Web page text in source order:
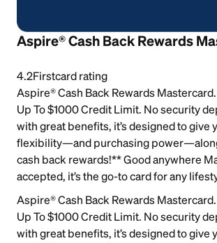
Aspire® Cash Back Rewards
4.2Firstcard rating
Aspire® Cash Back Rewards
Up To $1000 Credit Limit. No security
with great benefits, it’s designed to give
flexibility—and purchasing
cash back rewards!** Good anywhere
accepted, it’s the go-to card for any
Aspire® Cash Back Rewards
Up To $1000 Credit Limit. No security
with great benefits, it’s designed to give